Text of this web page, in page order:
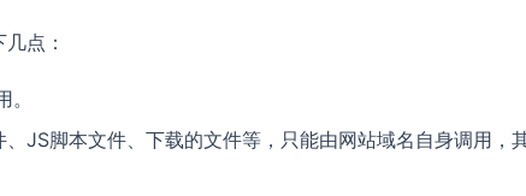
点：
JS脚本文件、下载的文件等，只能由网站域名自身调用，